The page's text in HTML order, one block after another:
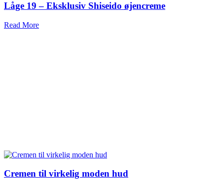
Låge 19 – Eksklusiv Shiseido øjencreme
Read More
Cremen til virkelig moden hud